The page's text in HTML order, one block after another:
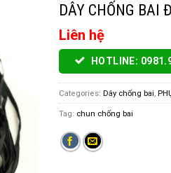
DÂY CHỐNG BAI
Liên hệ
HOTLINE:
Categories:Dây chống bai,
Tag: chun chống bai